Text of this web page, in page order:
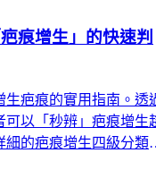
痕增生」的快速判
生疤痕的實用指南。透
可以「秒辨」疤痕增生
的疤痕增生四級分類